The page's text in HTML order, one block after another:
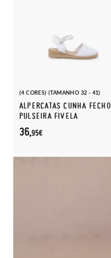
(4 CORES) (TAMANHO 32 - 41)
ALPERCATAS CUNHA FECHO
PULSEIRA FIVELA
36,95€